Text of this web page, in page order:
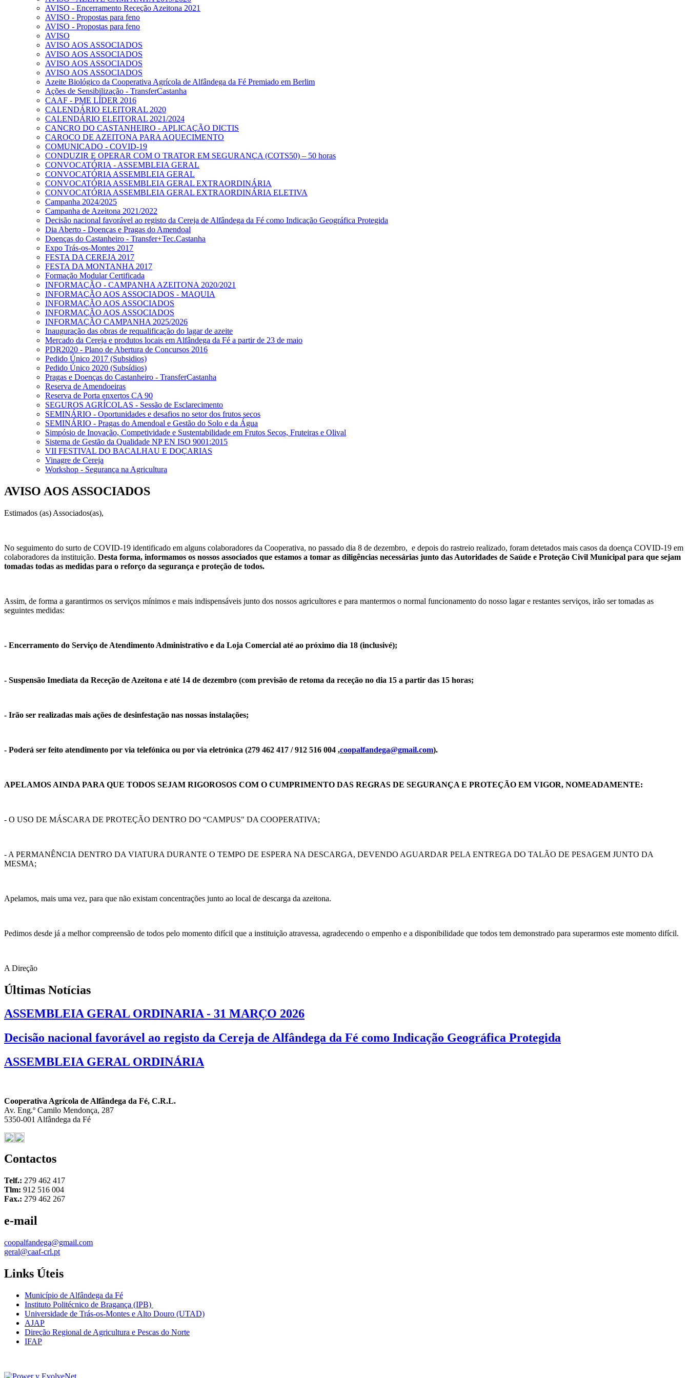
AVISO - Encerramento Receção Azeitona 2021
AVISO - Propostas para feno
AVISO - Propostas para feno
AVISO
AVISO AOS ASSOCIADOS
AVISO AOS ASSOCIADOS
AVISO AOS ASSOCIADOS
AVISO AOS ASSOCIADOS
Azeite Biológico da Cooperativa Agrícola de Alfândega da Fé Premiado em Berlim
Ações de Sensibilização - TransferCastanha
CAAF - PME LÍDER 2016
CALENDÁRIO ELEITORAL 2020
CALENDÁRIO ELEITORAL 2021/2024
CANCRO DO CASTANHEIRO - APLICAÇÃO DICTIS
CAROÇO DE AZEITONA PARA AQUECIMENTO
COMUNICADO - COVID-19
CONDUZIR E OPERAR COM O TRATOR EM SEGURANÇA (COTS50) – 50 horas
CONVOCATÓRIA - ASSEMBLEIA GERAL
CONVOCATÓRIA ASSEMBLEIA GERAL
CONVOCATÓRIA ASSEMBLEIA GERAL EXTRAORDINÁRIA
CONVOCATÓRIA ASSEMBLEIA GERAL EXTRAORDINÁRIA ELETIVA
Campanha 2024/2025
Campanha de Azeitona 2021/2022
Decisão nacional favorável ao registo da Cereja de Alfândega da Fé como Indicação Geográfica Protegida
Dia Aberto - Doenças e Pragas do Amendoal
Doenças do Castanheiro - Transfer+Tec.Castanha
Expo Trás-os-Montes 2017
FESTA DA CEREJA 2017
FESTA DA MONTANHA 2017
Formação Modular Certificada
INFORMAÇÃO - CAMPANHA AZEITONA 2020/2021
INFORMAÇÃO AOS ASSOCIADOS - MAQUIA
INFORMAÇÃO AOS ASSOCIADOS
INFORMAÇÃO AOS ASSOCIADOS
INFORMAÇÃO CAMPANHA 2025/2026
Inauguração das obras de requalificação do lagar de azeite
Mercado da Cereja e produtos locais em Alfândega da Fé a partir de 23 de maio
PDR2020 - Plano de Abertura de Concursos 2016
Pedido Único 2017 (Subsidios)
Pedido Único 2020 (Subsídios)
Pragas e Doenças do Castanheiro - TransferCastanha
Reserva de Amendoeiras
Reserva de Porta enxertos CA 90
SEGUROS AGRÍCOLAS - Sessão de Esclarecimento
SEMINÁRIO - Oportunidades e desafios no setor dos frutos secos
SEMINÁRIO - Pragas do Amendoal e Gestão do Solo e da Água
Simpósio de Inovação, Competividade e Sustentabilidade em Frutos Secos, Fruteiras e Olival
Sistema de Gestão da Qualidade NP EN ISO 9001:2015
VII FESTIVAL DO BACALHAU E DOÇARIAS
Vinagre de Cereja
Workshop - Segurança na Agricultura
AVISO AOS ASSOCIADOS
Estimados (as) Associados(as),
No seguimento do surto de COVID-19 identificado em alguns colaboradores da Cooperativa, no passado dia 8 de dezembro, e depois do rastreio realizado, foram detetados mais casos da doença COVID-19 em
colaboradores da instituição. Desta forma, informamos os nossos associados que estamos a tomar as diligências necessárias junto das Autoridades de Saúde e Proteção Civil Municipal para que sejam
tomadas todas as medidas para o reforço da segurança e proteção de todos.
Assim, de forma a garantirmos os serviços mínimos e mais indispensáveis junto dos nossos agricultores e para mantermos o normal funcionamento do nosso lagar e restantes serviços, irão ser tomadas as
seguintes medidas:
- Encerramento do Serviço de Atendimento Administrativo e da Loja Comercial até ao próximo dia 18 (inclusivé);
- Suspensão Imediata da Receção de Azeitona e até 14 de dezembro (com previsão de retoma da receção no dia 15 a partir das 15 horas;
- Irão ser realizadas mais ações de desinfestação nas nossas instalações;
- Poderá ser feito atendimento por via telefónica ou por via eletrónica (279 462 417 / 912 516 004 ,coopalfandega@gmail.com).
APELAMOS AINDA PARA QUE TODOS SEJAM RIGOROSOS COM O CUMPRIMENTO DAS REGRAS DE SEGURANÇA E PROTEÇÃO EM VIGOR, NOMEADAMENTE:
- O USO DE MÁSCARA DE PROTEÇÃO DENTRO DO “CAMPUS" DA COOPERATIVA;
- A PERMANÊNCIA DENTRO DA VIATURA DURANTE O TEMPO DE ESPERA NA DESCARGA, DEVENDO AGUARDAR PELA ENTREGA DO TALÃO DE PESAGEM JUNTO DA
MESMA;
Apelamos, mais uma vez, para que não existam concentrações junto ao local de descarga da azeitona.
Pedimos desde já a melhor compreensão de todos pelo momento difícil que a instituição atravessa, agradecendo o empenho e a disponibilidade que todos tem demonstrado para superarmos este momento difícil.
A Direção
Últimas Notícias
ASSEMBLEIA GERAL ORDINARIA - 31 MARÇO 2026
Decisão nacional favorável ao registo da Cereja de Alfândega da Fé como Indicação Geográfica Protegida
ASSEMBLEIA GERAL ORDINÁRIA
Cooperativa Agrícola de Alfândega da Fé, C.R.L.
Av. Eng.º Camilo Mendonça, 287
5350-001 Alfândega da Fé
Contactos
Telf.: 279 462 417
Tlm: 912 516 004
Fax.: 279 462 267
e-mail
coopalfandega@gmail.com
geral@caaf-crl.pt
Links Úteis
Município de Alfândega da Fé
Instituto Politécnico de Bragança (IPB)
Universidade de Trás-os-Montes e Alto Douro (UTAD)
AJAP
Direção Regional de Agricultura e Pescas do Norte
IFAP